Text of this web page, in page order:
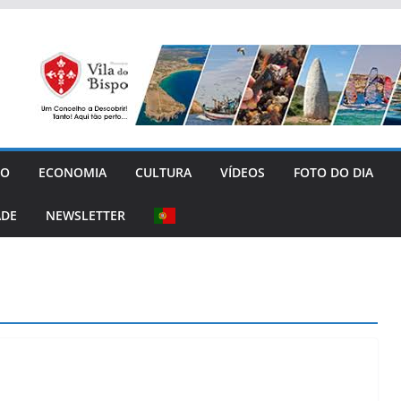
ECONOMIA CULTURA VÍDEOS FOTO DO DIA
NEWSLETTER